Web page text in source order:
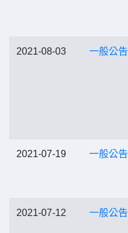
2021-08-03 一般公告
2021-07-19 一般公告
2021-07-12 一般公告